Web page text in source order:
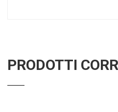
PRODOTTI